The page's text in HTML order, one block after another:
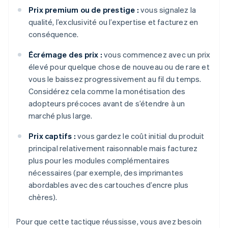
Prix premium ou de prestige : vous signalez la
qualité, l’exclusivité ou l’expertise et facturez en
conséquence.
Écrémage des prix : vous commencez avec un prix
élevé pour quelque chose de nouveau ou de rare et
vous le baissez progressivement au fil du temps.
Considérez cela comme la monétisation des
adopteurs précoces avant de s’étendre à un
marché plus large.
Prix captifs : vous gardez le coût initial du produit
principal relativement raisonnable mais facturez
plus pour les modules complémentaires
nécessaires (par exemple, des imprimantes
abordables avec des cartouches d’encre plus
chères).
Pour que cette tactique réussisse, vous avez besoin